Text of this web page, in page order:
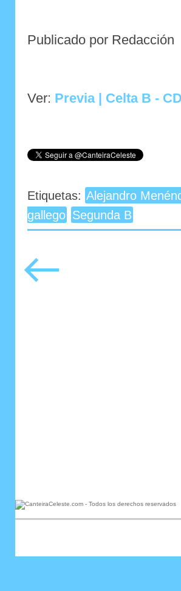
Publicado por Redacción
Ver: Previa | Celta B -
Etiquetas: Alejandro
gallego Segunda B